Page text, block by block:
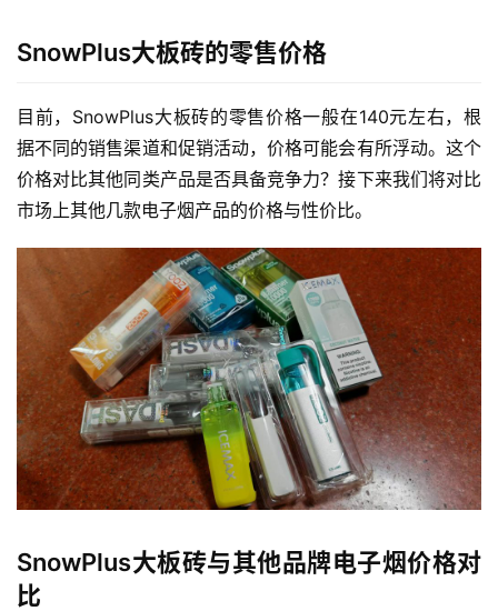
SnowPlus大板砖的零售价格
目前，SnowPlus大板砖的零售价格一般在140元左右，根
据不同的销售渠道和促销活动，价格可能会有所浮动。这个
价格对比其他同类产品是否具备竞争力？接下来我们将对比
市场上其他几款电子烟产品的价格与性价比。
SnowPlus大板砖与其他品牌电子烟价格对
比